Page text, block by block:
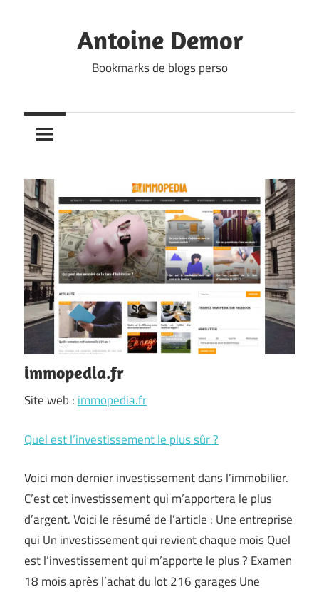
Antoine Demor
Bookmarks de blogs perso
immopedia.fr
Site web : immopedia.fr
Quel est l’investissement le plus sûr ?
Voici mon dernier investissement dans l’immobilier.
C’est cet investissement qui m’apportera le plus
d’argent. Voici le résumé de l’article : Une entreprise
qui Un investissement qui revient chaque mois Quel
est l’investissement qui m’apporte le plus ? Examen
18 mois après l’achat du lot 216 garages Une